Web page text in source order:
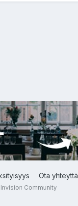
Ota yhteyttä
Community